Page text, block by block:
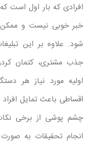
افرادی که بار اول است
خبر خوبی نیست و
شود. علاوه بر این
جذب مشتری، کتمان
اولیه مورد نیاز هر
اقساطی باعث تمایل
چشم پوشی از برخی
انجام تحقیقات به